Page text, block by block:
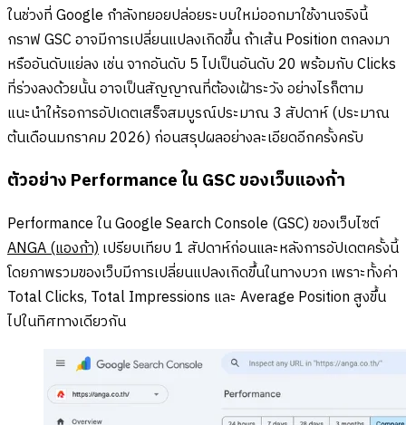
ในช่วงที่ Google กำลังทยอยปล่อยระบบใหม่ออกมาใช้งานจริงนี้
กราฟ GSC อาจมีการเปลี่ยนแปลงเกิดขึ้น ถ้าเส้น Position ตกลงมา
หรืออันดับแย่ลง เช่น จากอันดับ 5 ไปเป็นอันดับ 20 พร้อมกับ Clicks
ที่ร่วงลงด้วยนั้น อาจเป็นสัญญาณที่ต้องเฝ้าระวัง อย่างไรก็ตาม
แนะนำให้รอการอัปเดตเสร็จสมบูรณ์ประมาณ 3 สัปดาห์ (ประมาณ
ต้นเดือนมกราคม 2026) ก่อนสรุปผลอย่างละเอียดอีกครั้งครับ
ตัวอย่าง Performance ใน GSC ของเว็บแองก้า
Performance ใน Google Search Console (GSC) ของเว็บไซต์
ANGA (แองก้า)เปรียบเทียบ 1 สัปดาห์ก่อนและหลังการอัปเดตครั้งนี้
โดยภาพรวมของเว็บมีการเปลี่ยนแปลงเกิดขึ้นในทางบวก เพราะทั้งค่า
Total Clicks, Total Impressions และ Average Position สูงขึ้น
ไปในทิศทางเดียวกัน